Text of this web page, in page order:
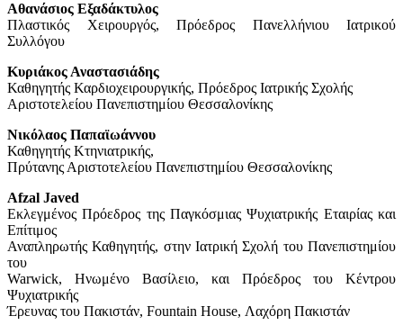
Αθανάσιος Εξαδάκτυλος
Πλαστικός Χειρουργός, Πρόεδρος Πανελλήνιου Ιατρικού
Συλλόγου
Κυριάκος Αναστασιάδης
Καθηγητής Καρδιοχειρουργικής, Πρόεδρος Ιατρικής Σχολής
Αριστοτελείου Πανεπιστημίου Θεσσαλονίκης
Νικόλαος Παπαϊωάννου
Καθηγητής Κτηνιατρικής,
Πρύτανης Αριστοτελείου Πανεπιστημίου Θεσσαλονίκης
Afzal Javed
Εκλεγμένος Πρόεδρος της Παγκόσμιας Ψυχιατρικής Εταιρίας και
Επίτιμος
Αναπληρωτής Καθηγητής, στην Ιατρική Σχολή του Πανεπιστημίου
του
Warwick, Ηνωμένο Βασίλειο, και Πρόεδρος του Κέντρου
Ψυχιατρικής
Έρευνας του Πακιστάν, Fountain House, Λαχόρη Πακιστάν